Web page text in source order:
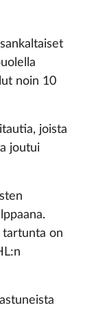
noin 10
joista
joutui
tartunta on